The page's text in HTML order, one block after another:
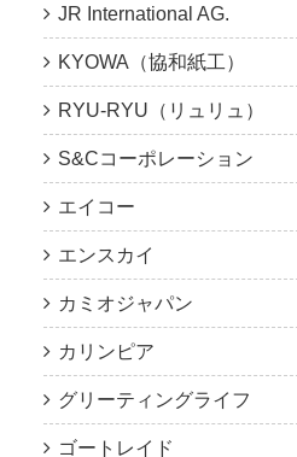
JR International AG.
KYOWA（協和紙工）
RYU-RYU（リュリュ）
S&Cコーポレーション
エイコー
エンスカイ
カミオジャパン
カリンピア
グリーティングライフ
ゴートレイド